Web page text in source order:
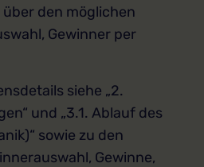
den möglichen
Gewinner per
siehe „2.
und „3.1. Ablauf des
sowie zu den
Gewinne,